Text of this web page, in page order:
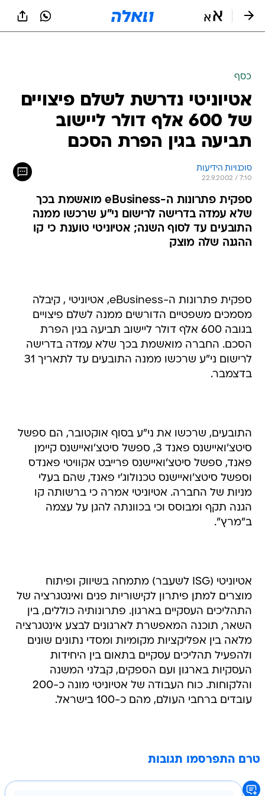
כסף
אטיוניטי נדרשת לשלם פיצויים
של 600 אלף דולר ליישוב
תביעה בגין הפרת הסכם
סוכנויות הידיעות
22.9.2002 / 7:10
ספקית פתרונות ה-eBusiness מואשמת בכך
שלא עמדה בדרישה לרישום ני"ע שרכשו ממנה
התובעים עד לסוף השנה; אטיוניטי טוענת כי קו
ההגנה שלה מוצק
ספקית פתרונות ה-eBusiness, אטיוניטי , קיבלה
מסמכים משפטיים הדורשים ממנה לשלם פיצויים
בגובה 600 אלף דולר ליישוב תביעה בגין הפרת
הסכם. החברה מואשמת בכך שלא עמדה בדרישה
לרישום ני"ע שרכשו ממנה התובעים עד לתאריך 31
בדצמבר.
התובעים, שרכשו את ני"ע בסוף אוקטובר, הם ספשל
סיטצ'ואיישנס פאנד 3, ספשל סיטצ'ואיישנס קיימן
פאנד, ספשל סיטצ'ואיישנס פרייבט אקוויטי פאנדס
וספשל סיטצ'ואיישנס טכנולוג'י פאנד, שהם בעלי
מניות של החברה. אטיוניטי אמרה כי ברשותה קו
הגנה תקף ומבוסס וכי בכוונתה להגן על עצמה
ב"מרץ".
אטיוניטי (ISG לשעבר) מתמחה בשיווק ופיתוח
מוצרים למתן פיתרון לקישוריות פנים ואינטגרציה של
התהליכים העסקיים בארגון. פתרונותיה כוללים, בין
השאר, תוכנה המאפשרת לארגונים לבצע אינטגרציה
מלאה בין אפליקציות מקומיות ומסדי נתונים שונים
ולהפעיל תהליכים עסקיים בתאום בין היחידות
העסקיות בארגון ועם הספקים, קבלני המשנה
והלקוחות. כוח העבודה של אטיוניטי מונה כ-200
עובדים ברחבי העולם, מהם כ-100 בישראל.
טרם התפרסמו תגובות